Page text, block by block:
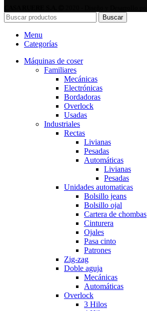
Buscar
Menu
Categorías
Máquinas de coser
Familiares
Mecánicas
Electrónicas
Bordadoras
Overlock
Usadas
Industriales
Rectas
Livianas
Pesadas
Automáticas
Livianas
Pesadas
Unidades automaticas
Bolsillo jeans
Bolsillo ojal
Cartera de chombas
Cinturera
Ojales
Pasa cinto
Patrones
Zig-zag
Doble aguja
Mecánicas
Automáticas
Overlock
3 Hilos